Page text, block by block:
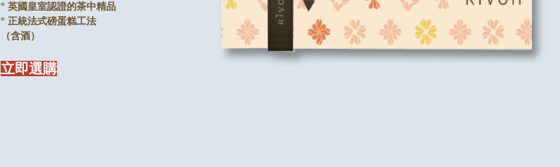
° 英國皇室認證的茶中精品
° 正統法式磅蛋糕工法
（含酒）
立即選購